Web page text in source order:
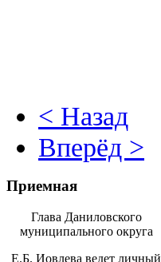
< Назад
Вперёд >
Приемная
Глава Даниловского
муниципального округа
Е.Б. Иовлева ведет личный